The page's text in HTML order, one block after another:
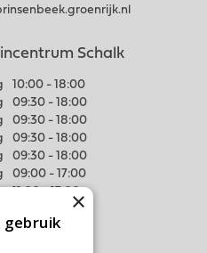
Schalk
10:00 - 18:00
09:30 - 18:00
09:30 - 18:00
09:30 - 18:00
09:30 - 18:00
09:00 - 17:00
weten
×